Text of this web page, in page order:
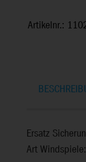
Artikelnr.:
Ersatz
Art Windspiele: